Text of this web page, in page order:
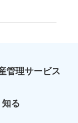
管理サービス
る